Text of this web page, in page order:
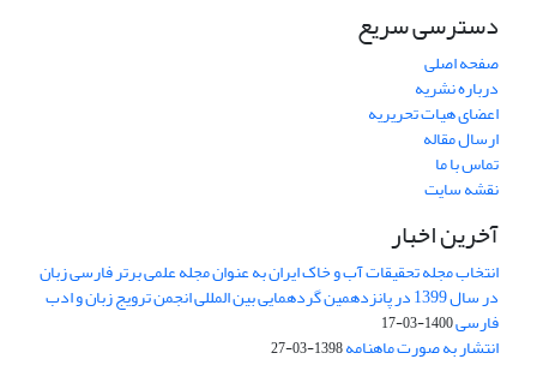
دسترسی سریع
صفحه اصلی
درباره نشریه
اعضای هیات تحریریه
ارسال مقاله
تماس با ما
نقشه سایت
آخرین اخبار
انتخاب مجله تحقیقات آب و خاک ایران به عنوان مجله علمی برتر فارسی زبان
در سال 1399 در پانزدهمین گردهمایی بین المللی انجمن ترویج زبان و ادب
فارسی1400-03-17
انتشار به صورت ماهنامه1398-03-27